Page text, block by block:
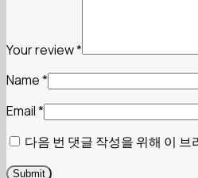
Your review*
Name*
Email*
다음 번 댓글 작성을 위해 이